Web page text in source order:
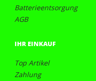
Batterieentsorgung
AGB
IHR EINKAUF
Top Artikel
Zahlung